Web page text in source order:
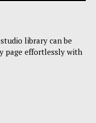
library can be
page effortlessly with